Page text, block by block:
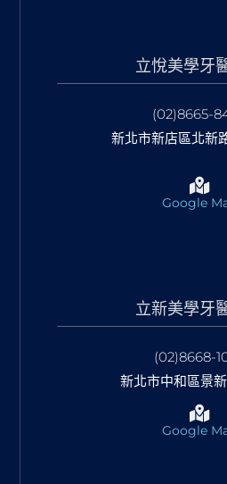
立悅美學牙
(02)8665-
新北市新店區北新
Google
立新美學牙
(02)8668-
新北市中和區景
Google